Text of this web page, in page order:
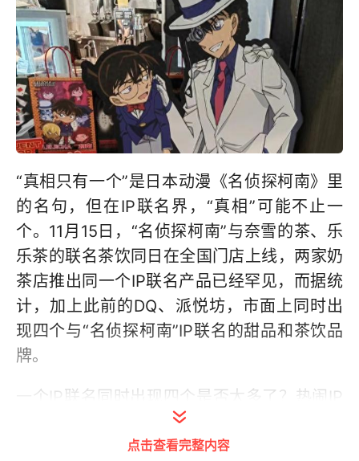
“真相只有一个”是日本动漫《名侦探柯南》里
的名句，但在IP联名界，“真相”可能不止一
个。11月15日，“名侦探柯南”与奈雪的茶、乐
乐茶的联名茶饮同日在全国门店上线，两家奶
茶店推出同一个IP联名产品已经罕见，而据统
计，加上此前的DQ、派悦坊，市面上同时出
现四个与“名侦探柯南”IP联名的甜品和茶饮品
牌。
一个IP联名同时出现四个是否太多了？热闹IP
联名市场下，有哪些冷思考？
点击查看完整内容